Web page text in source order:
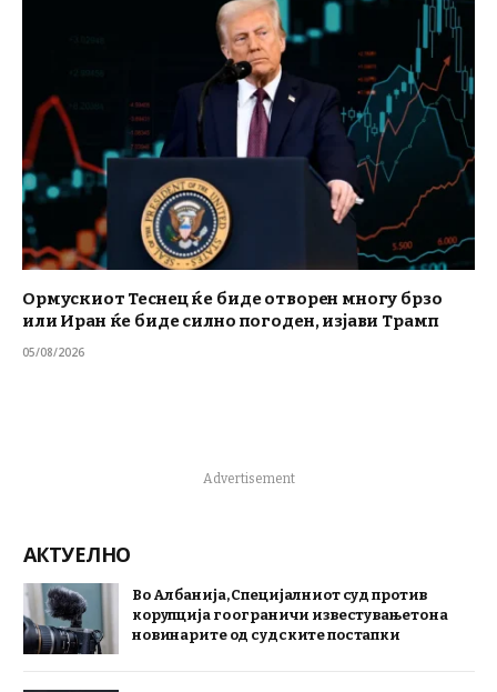
Ормускиот Теснец ќе биде отворен многу брзо
или Иран ќе биде силно погоден, изјави Трамп
05/08/2026
Advertisement
АКТУЕЛНО
Во Албанија, Специјалниот суд против
корупција го ограничи известувањето на
новинарите од судските постапки